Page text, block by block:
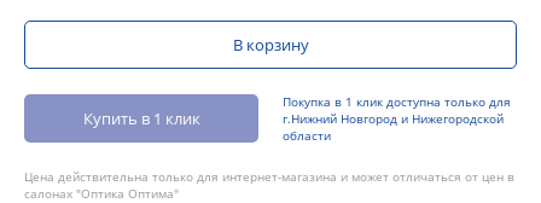
В корзину
Купить в 1 клик
Покупка в 1 клик доступна только для
г.Нижний Новгород и Нижегородской
области
Цена действительна только для интернет-магазина и может отличаться от цен в
салонах "Оптика Оптима"